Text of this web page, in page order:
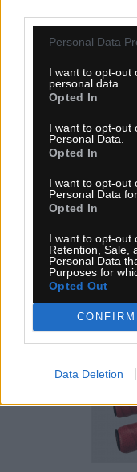
Personal Data
I want to opt-out
personal data.
Opted In
I want to opt-out
Personal Data.
Opted In
I want to opt-out
Personal Data
Opted In
I want to opt-out
Retention, Sale,
Personal Data
Purposes for
Opted Out
CONFIRM
Data Deletion
MOC: 44,90 €